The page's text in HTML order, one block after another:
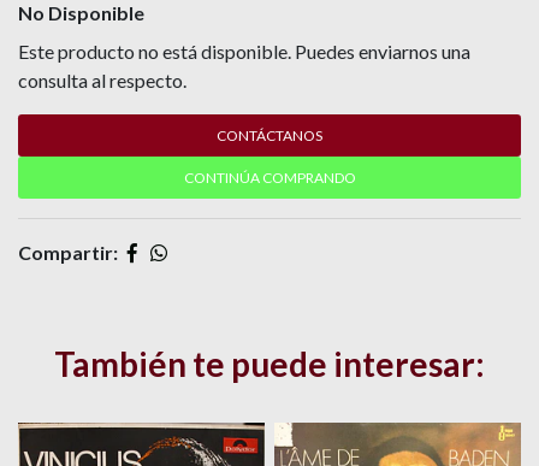
No Disponible
Este producto no está disponible. Puedes enviarnos una
consulta al respecto.
CONTÁCTANOS
CONTINÚA COMPRANDO
Compartir:
También te puede interesar: